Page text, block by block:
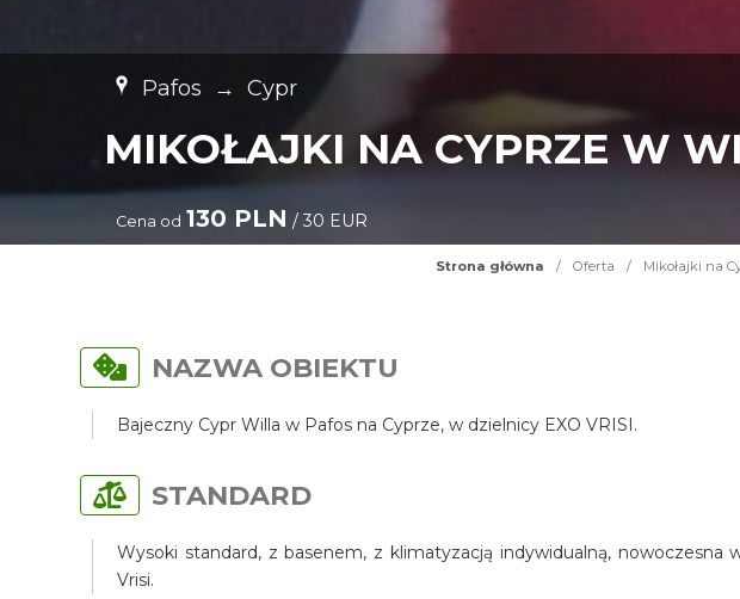
Pafos → Cypr
MIKOŁAJKI NA CYPRZE W
Cena od 130 PLN / 30 EUR
Strona główna / Oferta / Mikołajki na
NAZWA OBIEKTU
Bajeczny Cypr Willa w Pafos na Cyprze, w dzielnicy EXO VRISI.
STANDARD
Wysoki standard, z basenem, z klimatyzacją indywidualną, nowoczesna
Vrisi.